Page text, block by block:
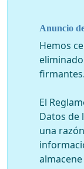
Anuncio
Hemos
firmantes.
El
Datos de
una